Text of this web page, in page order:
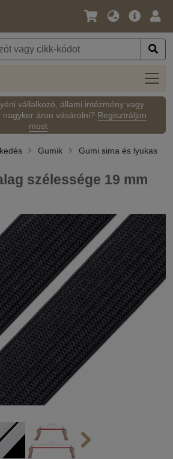
Nyelv
Pénznem
Fő
vállalkozó, állami intézmény vagy
nagyker áron vásárolni? Regisztráljon
most
Gumik Gumi sima és lyukas
szélessége 19 mm